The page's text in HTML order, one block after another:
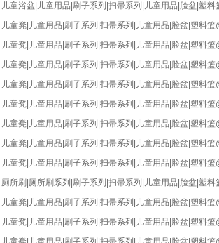
儿童浴盆|儿童用品|刷子系列|扫帚系列|儿童用品|脸盆|塑
儿童凳|儿童用品|刷子系列|扫帚系列|儿童用品|脸盆|塑料
儿童凳|儿童用品|刷子系列|扫帚系列|儿童用品|脸盆|塑料
儿童凳|儿童用品|刷子系列|扫帚系列|儿童用品|脸盆|塑料
儿童凳|儿童用品|刷子系列|扫帚系列|儿童用品|脸盆|塑料
儿童凳|儿童用品|刷子系列|扫帚系列|儿童用品|脸盆|塑料
儿童凳|儿童用品|刷子系列|扫帚系列|儿童用品|脸盆|塑料
儿童凳|儿童用品|刷子系列|扫帚系列|儿童用品|脸盆|塑料
儿童凳|儿童用品|刷子系列|扫帚系列|儿童用品|脸盆|塑料
厕所刷|厕所刷系列|刷子系列|扫帚系列|儿童用品|脸盆|塑
儿童凳|儿童用品|刷子系列|扫帚系列|儿童用品|脸盆|塑料
儿童凳|儿童用品|刷子系列|扫帚系列|儿童用品|脸盆|塑料